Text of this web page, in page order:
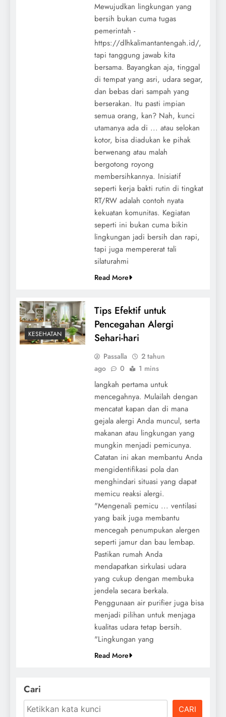
Mewujudkan lingkungan yang
bersih bukan cuma tugas
pemerintah -
https://dlhkalimantantengah.id/,
tapi tanggung jawab kita
bersama. Bayangkan aja, tinggal
di tempat yang asri, udara segar,
dan bebas dari sampah yang
berserakan. Itu pasti impian
semua orang, kan? Nah, kunci
utamanya ada di ... atau selokan
kotor, bisa diadukan ke pihak
berwenang atau malah
bergotong royong
membersihkannya. Inisiatif
seperti kerja bakti rutin di tingkat
RT/RW adalah contoh nyata
kekuatan komunitas. Kegiatan
seperti ini bukan cuma bikin
lingkungan jadi bersih dan rapi,
tapi juga mempererat tali
silaturahmi
Read More
KESEHATAN
Tips Efektif untuk
Pencegahan Alergi
Sehari-hari
Passalla
2 tahun
ago
0 1 mins
langkah pertama untuk
mencegahnya. Mulailah dengan
mencatat kapan dan di mana
gejala alergi Anda muncul, serta
makanan atau lingkungan yang
mungkin menjadi pemicunya.
Catatan ini akan membantu Anda
mengidentifikasi pola dan
menghindari situasi yang dapat
memicu reaksi alergi.
"Mengenali pemicu ... ventilasi
yang baik juga membantu
mencegah penumpukan alergen
seperti jamur dan bau lembap.
Pastikan rumah Anda
mendapatkan sirkulasi udara
yang cukup dengan membuka
jendela secara berkala.
Penggunaan air purifier juga bisa
menjadi pilihan untuk menjaga
kualitas udara tetap bersih.
"Lingkungan yang
Read More
Cari
CARI